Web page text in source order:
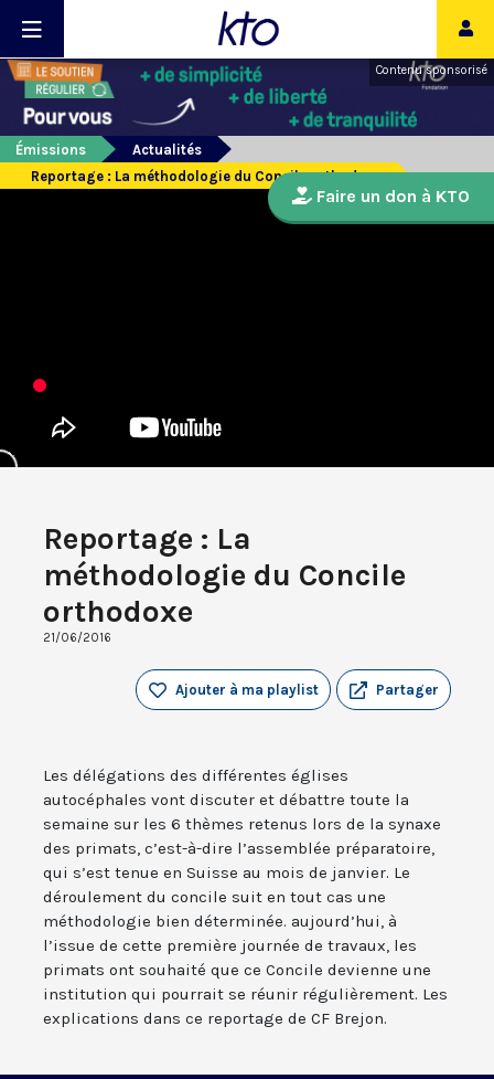
Contenu sponsorisé
Émissions
Actualités
Reportage : La méthodologie du Concile orthodoxe
Reportage : La
méthodologie du Concile
orthodoxe
21/06/2016
Partager
Ajouter à ma playlist
Les délégations des différentes églises
autocéphales vont discuter et débattre toute la
semaine sur les 6 thèmes retenus lors de la synaxe
des primats, c’est-à-dire l’assemblée préparatoire,
qui s’est tenue en Suisse au mois de janvier. Le
déroulement du concile suit en tout cas une
méthodologie bien déterminée. aujourd’hui, à
l’issue de cette première journée de travaux, les
primats ont souhaité que ce Concile devienne une
institution qui pourrait se réunir régulièrement. Les
explications dans ce reportage de CF Brejon.
Faire un don à KTO